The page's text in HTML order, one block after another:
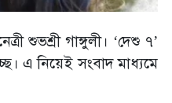
শুভশ্রী গাঙ্গুলী। ‘দেশু ৭’
এ নিয়েই সংবাদ মাধ্যমে